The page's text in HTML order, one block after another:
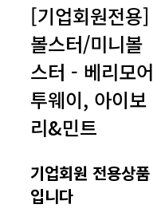
[기업회원전용]
볼스터/미니볼
스터 - 베리모어
투웨이, 아이보
리&민트
기업회원 전용상품
입니다